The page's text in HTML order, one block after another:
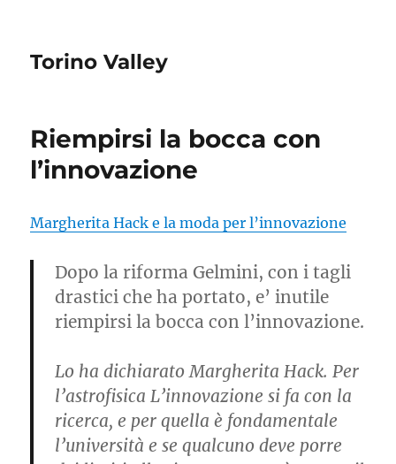
Torino Valley
Riempirsi la bocca con
l’innovazione
Margherita Hack e la moda per l’innovazione
Dopo la riforma Gelmini, con i tagli
drastici che ha portato, e’ inutile
riempirsi la bocca con l’innovazione.
Lo ha dichiarato Margherita Hack. Per
l’astrofisica L’innovazione si fa con la
ricerca, e per quella è fondamentale
l’università e se qualcuno deve porre